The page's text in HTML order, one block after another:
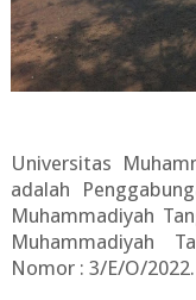
Universitas
adalah
Muhammadiyah
Muhammadiyah
Nomor : 3/E/O/2022.